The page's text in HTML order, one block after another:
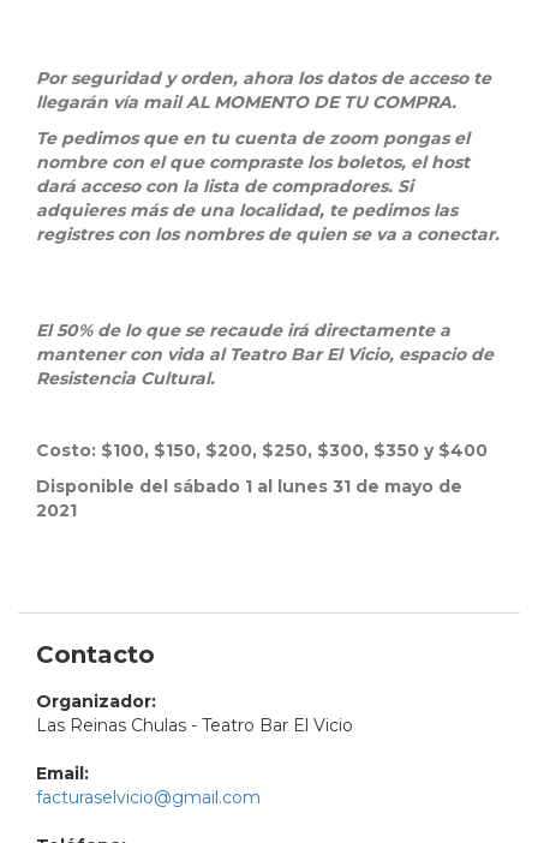
Por seguridad y orden, ahora los datos de acceso te
llegarán vía mail AL MOMENTO DE TU COMPRA.
Te pedimos que en tu cuenta de zoom pongas el
nombre con el que compraste los boletos, el host
dará acceso con la lista de compradores. Si
adquieres más de una localidad, te pedimos las
registres con los nombres de quien se va a conectar.
El 50% de lo que se recaude irá directamente a
mantener con vida al Teatro Bar El Vicio, espacio de
Resistencia Cultural.
Costo: $100, $150, $200, $250, $300, $350 y $400
Disponible del sábado 1 al lunes 31 de mayo de
2021
Contacto
Organizador:
Las Reinas Chulas - Teatro Bar El Vicio
Email:
facturaselvicio@gmail.com